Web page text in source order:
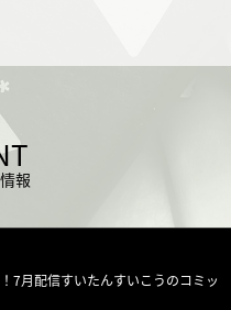
報
7月配信すいたんすいこうのコミッ